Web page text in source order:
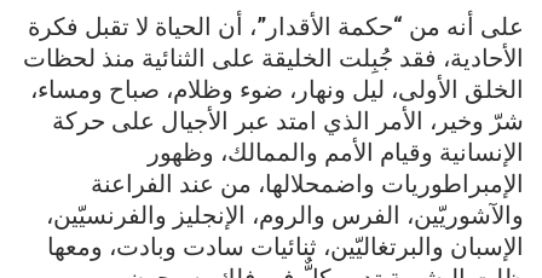
على أنه من “حكمة الأقدار”، أن الحياة لا تقبل فكرة
الأحادية، فقد جُبِلت الخليقة على الثنائية منذ لحظات
الخلق الأولى، ليل ونهار، ضوء وظلام، صباح ومساء،
شرّ وخير، الأمر الذي امتد عبر الأجيال على حركة
الإنسانية وقيام الأمم والممالك، وظهور
الإمبراطوريات واضمحلالها، من عند الفراعنة
والآشوريّين، الفرس والروم، الإنجليز والفرنسيّين،
الإسبان والبرتغاليّين، ثنائيات سادت وبادت، ومعها